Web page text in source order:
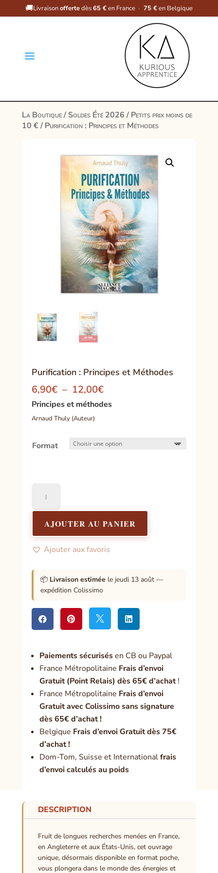
🚚Livraisonoffertedès65 €en France · 75 €en Belgique
a
La Boutique/ Soldes Été 2026/ Petits prix moins de
10 €/ Purification : Principes et Méthodes
Purification : Principes et Méthodes
6,90€ – 12,00€Plage
de
prix :
12,00€
Principes et méthodes
Arnaud Thuly (Auteur)
Format
Purification
Principes
et
Méthodes
AJOUTER AU PANIER
Ajouter aux favoris
📦 Livraison estimée le jeudi 13 août —
expédition Colissimo
   
Paiements sécurisésen CB ou Paypal
France Métropolitaine Frais d’envoi
Gratuit (Point Relais) dès 65€ d’achat!
France Métropolitaine Frais d’envoi
Gratuit avec Colissimo sans signature
dès 65€ d’achat !
Belgique Frais d’envoi Gratuit dès 75€
d’achat !
Dom-Tom, Suisse et Internationalfrais
d’envoi calculés au poids
DESCRIPTION
Fruit de longues recherches menées en France,
en Angleterre et aux États-Unis, cet ouvrage
unique, désormais disponible en format poche,
vous plongera dans le monde des énergies et